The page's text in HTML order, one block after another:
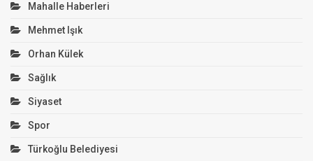
Mahalle Haberleri
Mehmet Işık
Orhan Külek
Sağlık
Siyaset
Spor
Türkoğlu Belediyesi